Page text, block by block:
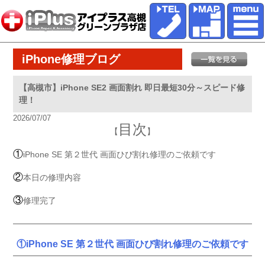
iPhone修理ブログ
【高槻市】iPhone SE2 画面割れ 即日最短30分～スピード修
理！
2026/07/07
【 目次 】
①iPhone SE 第２世代 画面ひび割れ修理のご依頼です
②本日の修理内容
③修理完了
①iPhone SE 第２世代 画面ひび割れ修理のご依頼です